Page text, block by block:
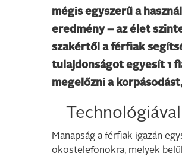
mégis egyszerű a
eredmény – az élet
szakértői a férfiak
tulajdonságot egyesít 1
megelőzni a
Manapság a férfiak igazán
okostelefonokra, melyek